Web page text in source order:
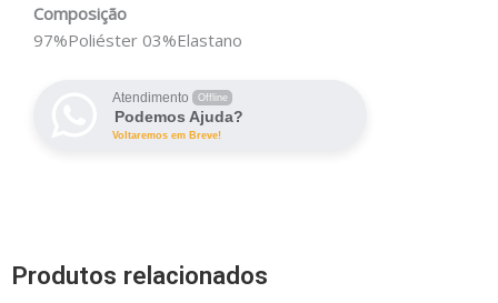
Composição
97%Poliéster 03%Elastano
Atendimento Offline
Podemos Ajuda?
Voltaremos em Breve!
Produtos relacionados